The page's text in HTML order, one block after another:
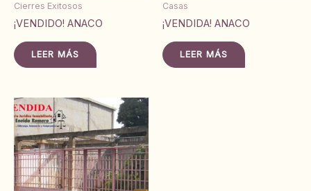
Cierres Exitosos
¡VENDIDO! ANACO
LEER MÁS
Casas
¡VENDIDA! ANACO
LEER MÁS